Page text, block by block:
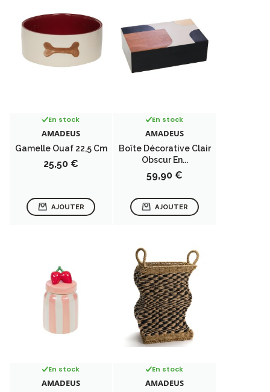
En stock
AMADEUS
Gamelle Ouaf 22,5 Cm
Prix
25,50 €
AJOUTER
En stock
AMADEUS
Boîte Décorative Clair
Obscur En...
Prix
59,90 €
AJOUTER
En stock
AMADEUS
En stock
AMADEUS